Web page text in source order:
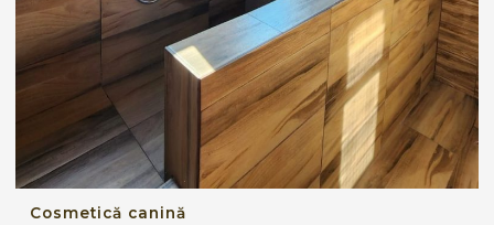
Cosmetică canină